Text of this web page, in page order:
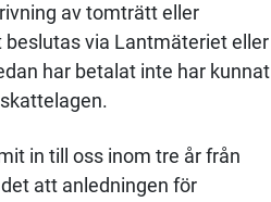
av tomträtt eller
beslutas via Lantmäteriet eller
har betalat inte har kunnat
in till oss inom tre år från
att anledningen för